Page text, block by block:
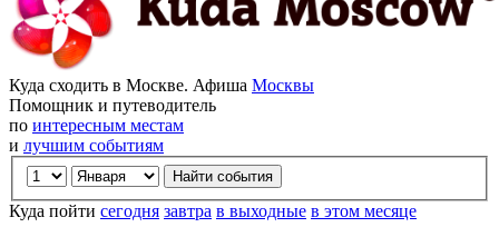
Куда сходить в Москве. Афиша Москвы
Помощник и путеводитель
по интересным местам
и лучшим событиям
Куда пойти сегодня завтра в выходные в этом месяце